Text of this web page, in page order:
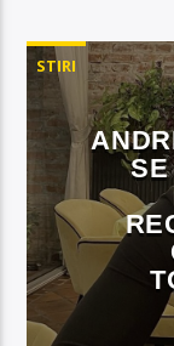
STIRI